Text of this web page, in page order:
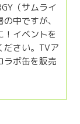
（サムライ
中ですが、
イベントを
ださい。TVア
ラボ缶を販売